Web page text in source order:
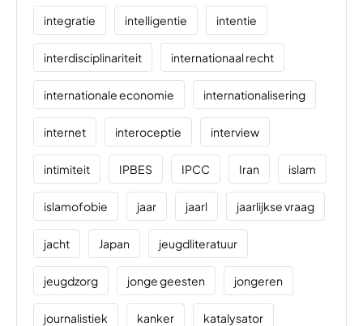
integratie intelligentie intentie
interdisciplinariteit internationaal recht
internationale economie internationalisering
internet interoceptie interview
intimiteit IPBES IPCC Iran islam
islamofobie jaar jaarl jaarlijkse vraag
jacht Japan jeugdliteratuur
jeugdzorg jonge geesten jongeren
journalistiek kanker katalysator